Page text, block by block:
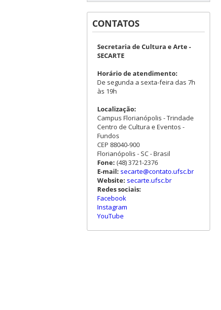
CONTATOS
Secretaria de Cultura e Arte -
SECARTE
Horário de atendimento:
De segunda a sexta-feira das 7h
às 19h
Localização:
Campus Florianópolis - Trindade
Centro de Cultura e Eventos -
Fundos
CEP 88040-900
Florianópolis - SC - Brasil
Fone: (48) 3721-2376
E-mail: secarte@contato.ufsc.br
Website: secarte.ufsc.br
Redes sociais:
Facebook
Instagram
YouTube